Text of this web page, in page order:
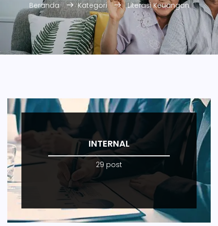
Beranda Kategori Literasi Keuangan
INTERNAL
29 post